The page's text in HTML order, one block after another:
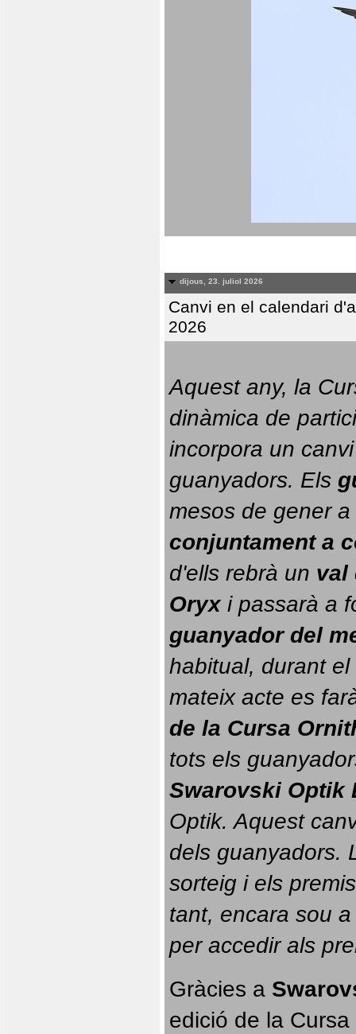
dijous, 23. juliol 2026
Canvi en el calendari
2026
Aquest any, la
dinàmica de
incorpora un
guanyadors. Els
conjuntament a
d'ells rebrà un val
Oryx i passarà a
guanyador del
habitual, durant el
mateix acte es
de la Cursa
tots els
Swarovski Optik
Optik. Aquest
dels guanyadors.
sorteig i els
tant, encara sou
per accedir als
Gràcies a
edició de la